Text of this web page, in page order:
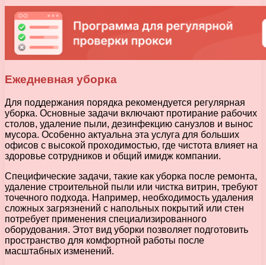
Ежедневная уборка
Для поддержания порядка рекомендуется регулярная
уборка. Основные задачи включают протирание рабочих
столов, удаление пыли, дезинфекцию санузлов и вынос
мусора. Особенно актуальна эта услуга для больших
офисов с высокой проходимостью, где чистота влияет на
здоровье сотрудников и общий имидж компании.
Специфические задачи, такие как уборка после ремонта,
удаление строительной пыли или чистка витрин, требуют
точечного подхода. Например, необходимость удаления
сложных загрязнений с напольных покрытий или стен
потребует применения специализированного
оборудования. Этот вид уборки позволяет подготовить
пространство для комфортной работы после
масштабных изменений.